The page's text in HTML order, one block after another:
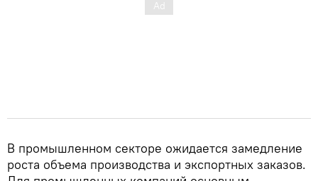
В промышленном секторе ожидается замедление
роста объема производства и экспортных заказов.